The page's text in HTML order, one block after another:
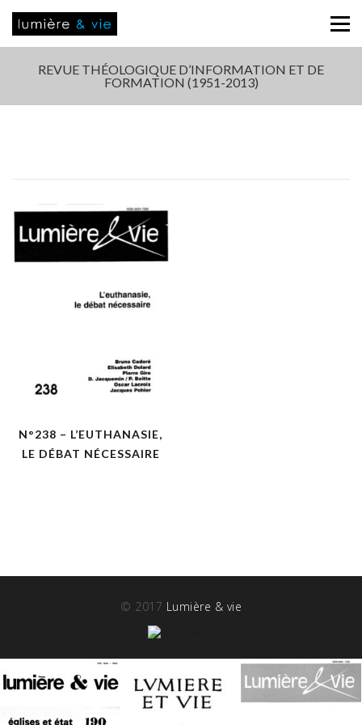
REVUE THÉOLOGIQUE D’INFORMATION ET DE
FORMATION (1951-2013)
N°238 – L’EUTHANASIE,
LE DÉBAT NÉCESSAIRE
© 2017 Lumière & vie